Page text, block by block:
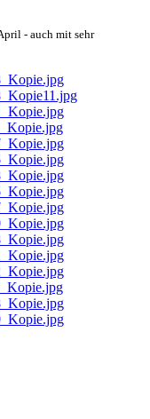
- auch mit sehr